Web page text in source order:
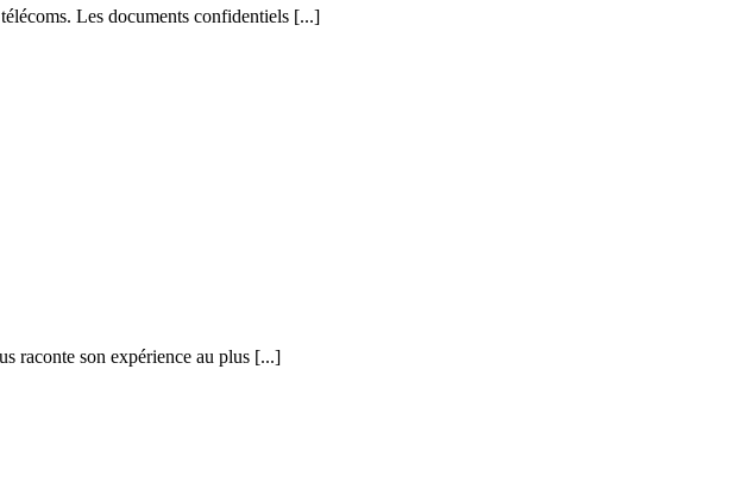
Les documents confidentiels [...]
raconte son expérience au plus [...]